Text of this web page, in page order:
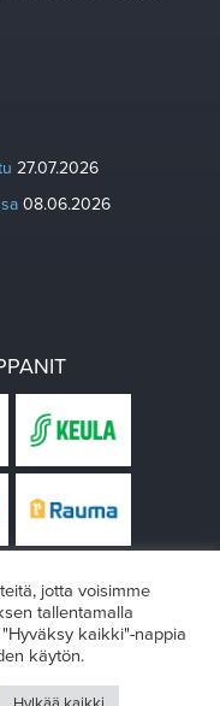
27.07.2026
08.06.2026
jotta voisimme
tallentamalla
kaikki"-nappia
käytön.